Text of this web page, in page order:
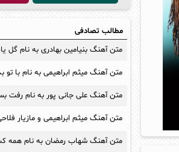
مطالب تصادفی
متن آهنگ بنیامین بهادری به نام گل
متن آهنگ میثم ابراهیمی به نام با تو
متن آهنگ علی جانی پور به نام رفت
متن آهنگ میثم ابراهیمی و مازیار
متن آهنگ شهاب رمضان به نام همه